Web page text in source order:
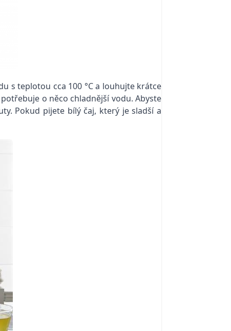
s teplotou cca 100 °C a louhujte krátce
potřebuje o něco chladnější vodu. Abyste
Pokud pijete bílý čaj, který je sladší a